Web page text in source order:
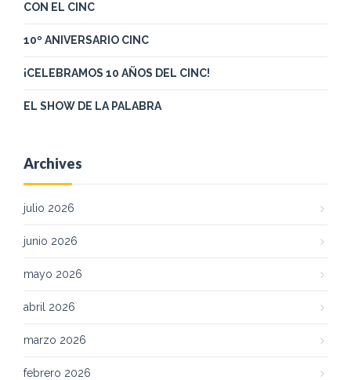
CON EL CINC
10º ANIVERSARIO CINC
¡CELEBRAMOS 10 AÑOS DEL CINC!
EL SHOW DE LA PALABRA
Archives
julio 2026
junio 2026
mayo 2026
abril 2026
marzo 2026
febrero 2026